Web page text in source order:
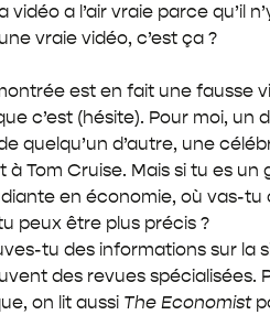
vidéo a l’air vraie parce
vraie vidéo, c’est ça ?
est en fait une fausse
c’est (hésite). Pour moi,
quelqu’un d’autre, une
Tom Cruise. Mais si tu es un
en économie, où vas-
peux être plus précis ?
tu des informations sur la
des revues spécialisées.
on lit aussi The Economist